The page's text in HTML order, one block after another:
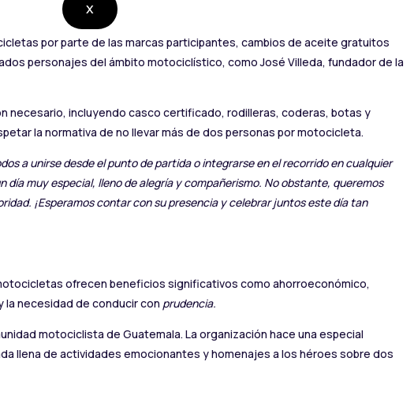
X
por parte de las marcas participantes, cambios de aceite gratuitos
personajes del ámbito motociclístico, como José Villeda, fundador de la
necesario, incluyendo casco certificado, rodilleras, coderas, botas y
la normativa de no llevar más de dos personas por motocicleta.
a unirse desde el punto de partida o integrarse en el recorrido en cualquier
día muy especial, lleno de alegría y compañerismo. No obstante, queremos
¡Esperamos contar con su presencia y celebrar juntos este día tan
ofrecen beneficios significativos como ahorroeconómico,
necesidad de conducir con prudencia.
motociclista de Guatemala. La organización hace una especial
llena de actividades emocionantes y homenajes a los héroes sobre dos